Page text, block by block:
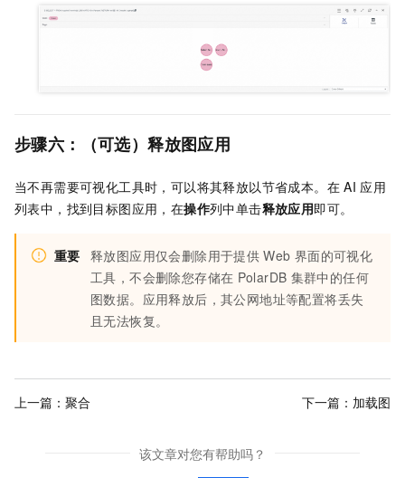
步骤六：（可选）释放图应用
当不再需要可视化工具时，可以将其释放以节省成本。在 AI 应用
列表中，找到目标图应用，在操作列中单击释放应用即可。
重要 释放图应用仅会删除用于提供 Web 界面的可视化
工具，不会删除您存储在 PolarDB 集群中的任何
图数据。应用释放后，其公网地址等配置将丢失
且无法恢复。
上一篇： 聚合 下一篇： 加载图
该文章对您有帮助吗？